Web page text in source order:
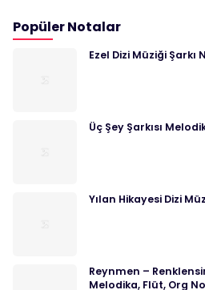
Popüler Notalar
Ezel Dizi Müziği Şarkı
Üç Şey Şarkısı
Yılan Hikayesi Dizi
Reynmen –
Melodika, Flüt, Org